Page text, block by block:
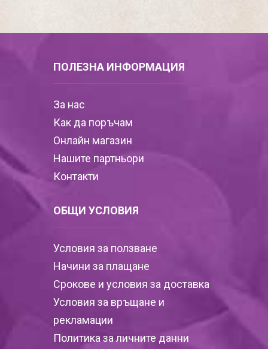
ПОЛЕЗНА ИНФОРМАЦИЯ
За нас
Как да поръчам
Онлайн магазин
Нашите партньори
Контакти
ОБЩИ УСЛОВИЯ
Условия за ползване
Начини за плащане
Срокове и условия за доставка
Условия за връщане и
рекламации
Политика за личните данни